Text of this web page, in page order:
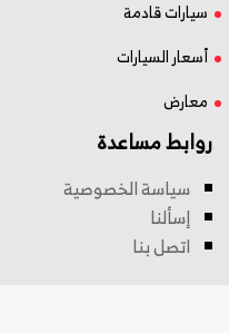
سيارات قادمة
أسعار السيارات
معارض
روابط مساعدة
سياسة الخصوصية
إسألنا
اتصل بنا